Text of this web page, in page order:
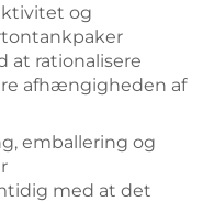
og
at rationalisere
afhængigheden af
emballering og
med at det